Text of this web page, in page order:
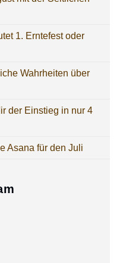
1. Erntefest oder
Wahrheiten über
der Einstieg in nur 4
Asana für den Juli